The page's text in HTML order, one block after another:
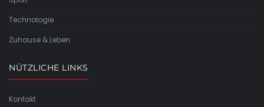
Technologie
Zuhause & Leben
NÜTZLICHE LINKS
Kontakt